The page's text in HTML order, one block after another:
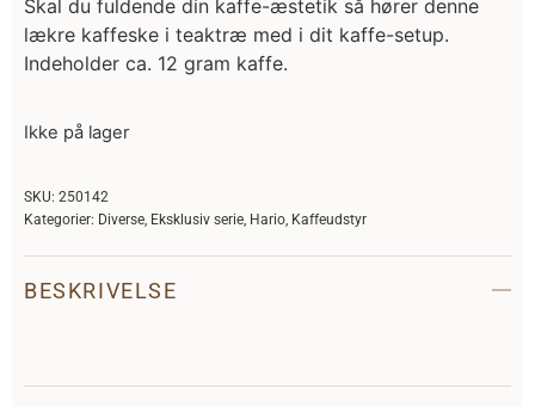
Skal du fuldende din kaffe-æstetik så hører denne
lækre kaffeske i teaktræ med i dit kaffe-setup.
Indeholder ca. 12 gram kaffe.
Ikke på lager
SKU: 250142
Kategorier: Diverse, Eksklusiv serie, Hario, Kaffeudstyr
BESKRIVELSE